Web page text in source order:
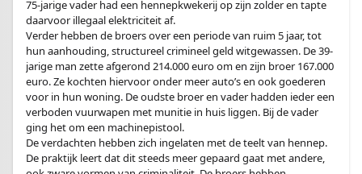
75-jarige vader had een hennepkwekerij op zijn zolder en tapte
daarvoor illegaal elektriciteit af.
Verder hebben de broers over een periode van ruim 5 jaar, tot
hun aanhouding, structureel crimineel geld witgewassen. De 39-
jarige man zette afgerond 214.000 euro om en zijn broer 167.000
euro. Ze kochten hiervoor onder meer auto’s en ook goederen
voor in hun woning. De oudste broer en vader hadden ieder een
verboden vuurwapen met munitie in huis liggen. Bij de vader
ging het om een machinepistool.
De verdachten hebben zich ingelaten met de teelt van hennep.
De praktijk leert dat dit steeds meer gepaard gaat met andere,